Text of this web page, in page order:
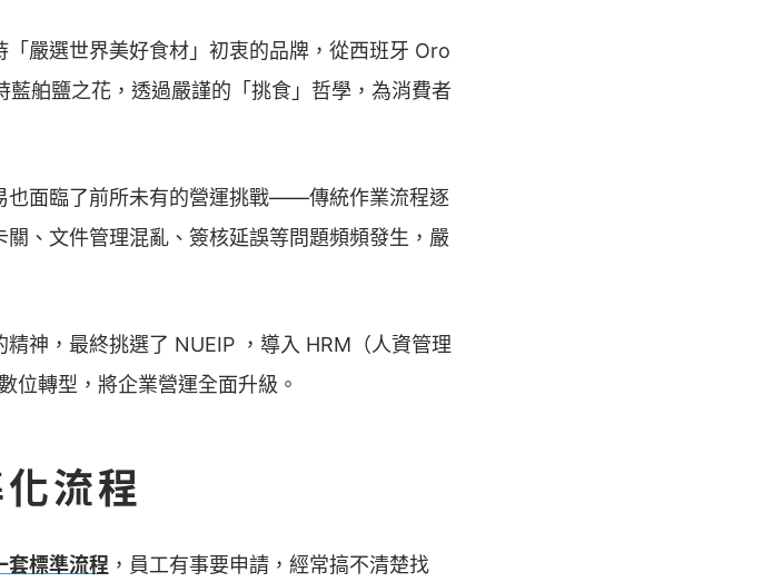
嚴選世界美好食材」初衷的品牌，從西班牙 Oro
舶鹽之花，透過嚴謹的「挑食」哲學，為消費者
也面臨了前所未有的營運挑戰——傳統作業流程逐
、文件管理混亂、簽核延誤等問題頻頻發生，嚴
神，最終挑選了 NUEIP ，導入 HRM（人資管理
位轉型，將企業營運全面升級。
流程
套標準流程 ，員工有事要申請，經常搞不清楚找